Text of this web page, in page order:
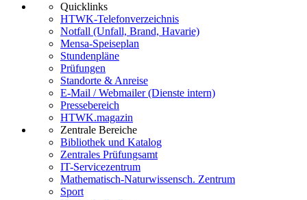
Quicklinks
HTWK-Telefonverzeichnis
Notfall (Unfall, Brand, Havarie)
Mensa-Speiseplan
Stundenpläne
Prüfungen
Standorte & Anreise
E-Mail / Webmailer (Dienste intern)
Pressebereich
HTWK.magazin
Zentrale Bereiche
Bibliothek und Katalog
Zentrales Prüfungsamt
IT-Servicezentrum
Mathematisch-Naturwissensch. Zentrum
Sport